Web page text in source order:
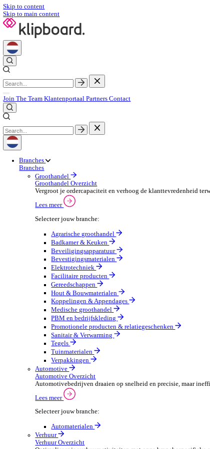
Skip to content
Skip to main content
Klantenportaal
Branches
Groothandel
Groothandel Overzicht
Vergroot je ordercapaciteit en verhoog de
Lees meer
Selecteer jouw branche:
Agrarische groothandel
Badkamer & Keuken
Beveiligingsapparatuur
Bevestigingsmaterialen
Elektrotechniek
Facilitaire producten
Gereedschappen
Hout & Bouwmaterialen
Koppelingen & Appendages
Medische groothandel
PBM en bedrijfskleding
Promotionele producten &
Tegels
Tuinmaterialen